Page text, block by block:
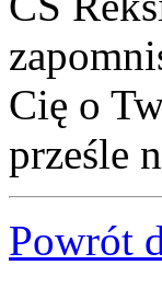
Cię o
prześle
Powrót